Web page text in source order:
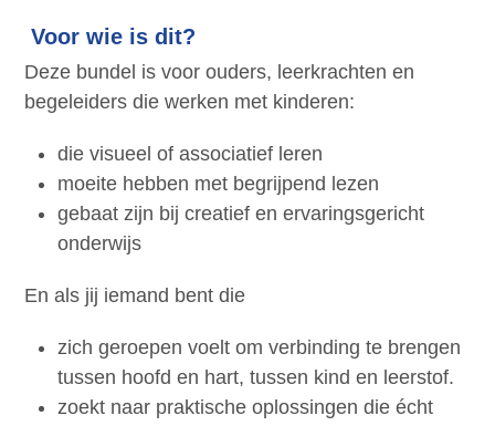
Voor wie is dit?
Deze bundel is voor ouders, leerkrachten en
begeleiders die werken met kinderen:
die visueel of associatief leren
moeite hebben met begrijpend lezen
gebaat zijn bij creatief en ervaringsgericht
onderwijs
En als jij iemand bent die
zich geroepen voelt om verbinding te brengen
tussen hoofd en hart, tussen kind en leerstof.
zoekt naar praktische oplossingen die écht